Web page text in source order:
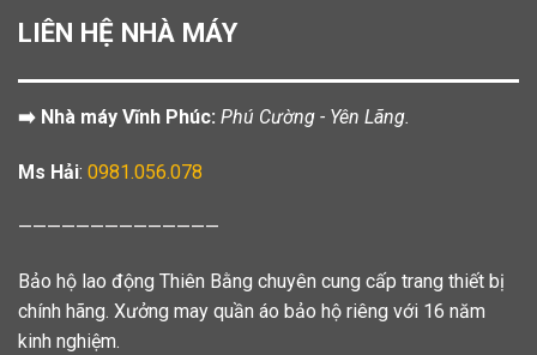
LIÊN HỆ NHÀ MÁY
➡️ Nhà máy Vĩnh Phúc: Phú Cường - Yên Lãng.
Ms Hải: 0981.056.078
——————————————
Bảo hộ lao động Thiên Bằng chuyên cung cấp trang thiết bị
chính hãng. Xưởng may quần áo bảo hộ riêng với 16 năm
kinh nghiệm.